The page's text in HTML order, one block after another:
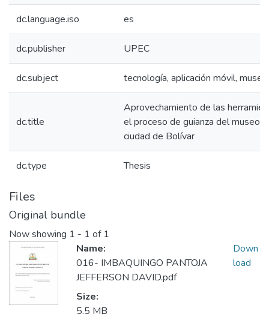
dc.language.iso es
dc.publisher UPEC
dc.subject tecnología, aplicación móvil,
dc.title
Aprovechamiento de las
el proceso de guianza del museo
ciudad de Bolívar
dc.type Thesis
Files
Original bundle
Now showing 1 - 1 of 1
Name:
016- IMBAQUINGO PANTOJA
JEFFERSON DAVID.pdf
Size:
5.5 MB
Down
load